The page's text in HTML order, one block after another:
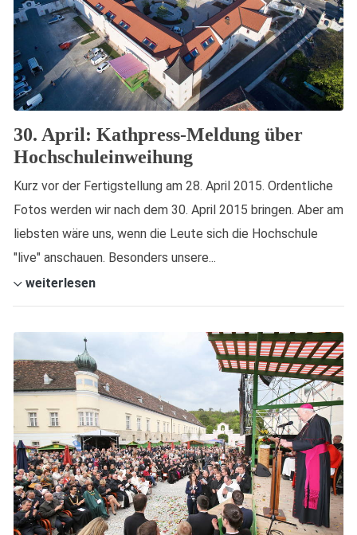
30. April: Kathpress-Meldung über
Hochschuleinweihung
Kurz vor der Fertigstellung am 28. April 2015. Ordentliche
Fotos werden wir nach dem 30. April 2015 bringen. Aber am
liebsten wäre uns, wenn die Leute sich die Hochschule
"live" anschauen. Besonders unsere...
weiterlesen